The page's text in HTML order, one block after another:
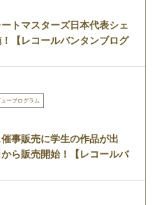
トマスターズ日本代表シェ
【レコールバンタンブログ
ープログラム
事販売に学生の作品が出
ら販売開始！【レコールバ